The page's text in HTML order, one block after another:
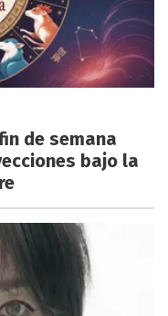
de semana
bajo la